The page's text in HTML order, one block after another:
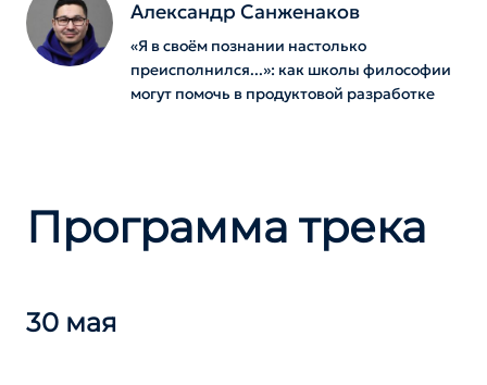
Александр Санженаков
«Я в своём познании настолько
преисполнился...»: как школы философии
могут помочь в продуктовой разработке
Программа трека
30 мая